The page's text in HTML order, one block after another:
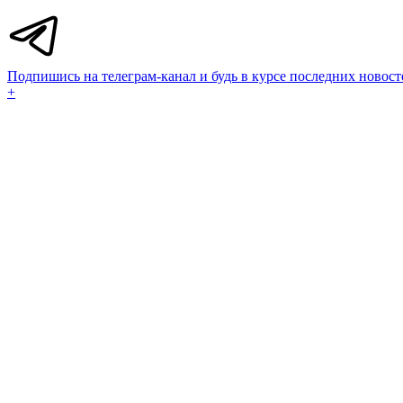
Подпишись на телеграм-канал и будь в курсе последних
+